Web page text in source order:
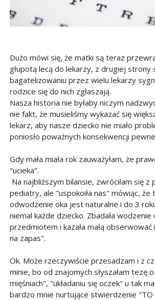
Dużo mówi się, że matki są teraz
głupotą lecą do lekarzy, z drugiej strony
bagatelizowaniu przez wielu lekarzy
rodzice się do nich zgłaszają.
Nasza historia nie byłaby niczym
nie fakt, że musieliśmy wykazać się
lekarz, aby nasze dziecko nie miało
poniosło poważnych konsekwencji
Gdy mała miała rok zauważyłam, że
"ucieka".
Na najbliższym bilansie, zwróciłam się z
pediatry, ale "uspokoiła nas" mówiąc, że
odwodzenie oka jest naturalne i do 3
niemal każde dziecko. Zbadała wodzenie
przedmiotem i kazała małą
na zapas".
Ok. Może rzeczywiście przesadzam i z
minie, bo od znajomych słyszałam tezę
mięśniach", "układaniu się oczek" u tak
bardzo mnie nurtujące stwierdzenie "TO